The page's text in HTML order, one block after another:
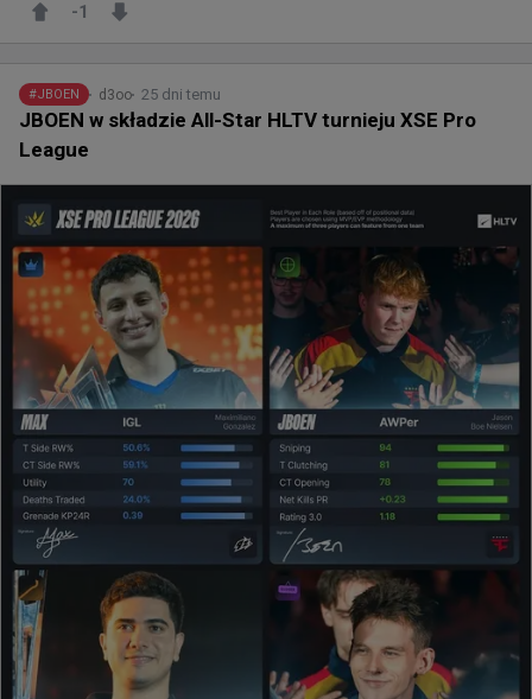
-1
#JBOEN d3oo 25 dni temu
JBOEN w składzie All-Star HLTV turnieju XSE Pro
League